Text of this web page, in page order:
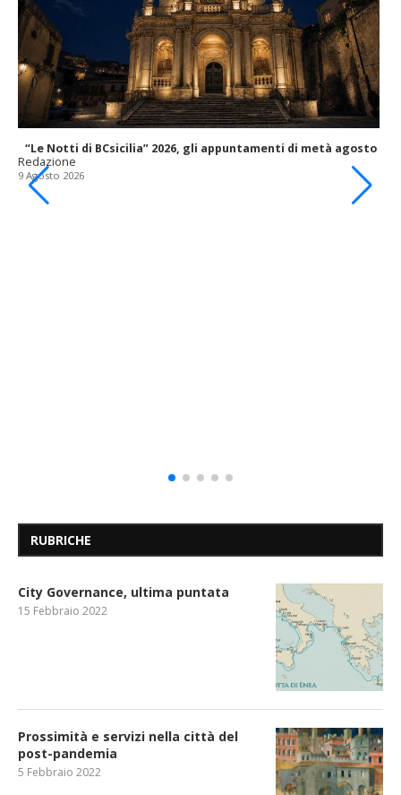
“Le Notti di BCsicilia” 2026, gli appuntamenti di metà agosto
Redazione
9 Agosto 2026
RUBRICHE
City Governance, ultima puntata
15 Febbraio 2022
Prossimità e servizi nella città del
post-pandemia
5 Febbraio 2022